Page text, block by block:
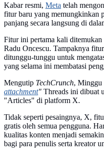
Kabar resmi, Meta telah
fitur baru yang memungkinkan
panjang secara langsung di
Fitur ini pertama kali
Radu Oncescu. Tampaknya
ditunggu-tunggu untuk
yang selama ini membatasi
Mengutip TechCrunch, Minggu
attachment" Threads ini dibuat
"Articles" di platform X.
Tidak seperti pesaingnya, X,
gratis oleh semua pengguna.
kualitas konten menjadi
bagi para penulis serta kreator